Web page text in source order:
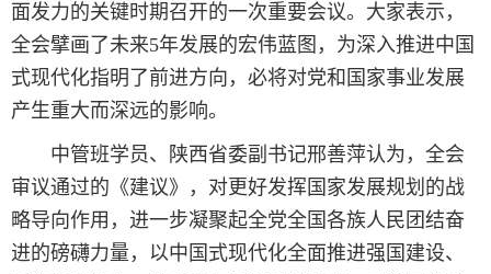
面发力的关键时期召开的一次重要会议。大家表示，
全会擘画了未来5年发展的宏伟蓝图，为深入推进中国
式现代化指明了前进方向，必将对党和国家事业发展
产生重大而深远的影响。
中管班学员、陕西省委副书记邢善萍认为，全会
审议通过的《建议》，对更好发挥国家发展规划的战
略导向作用，进一步凝聚起全党全国各族人民团结奋
进的磅礴力量，以中国式现代化全面推进强国建设、